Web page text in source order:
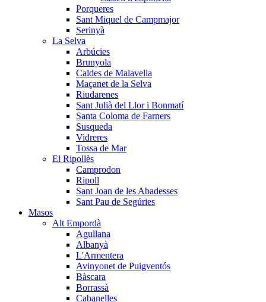
Porqueres
Sant Miquel de Campmajor
Serinyà
La Selva
Arbúcies
Brunyola
Caldes de Malavella
Maçanet de la Selva
Riudarenes
Sant Julià del Llor i Bonmatí
Santa Coloma de Farners
Susqueda
Vidreres
Tossa de Mar
El Ripollès
Camprodon
Ripoll
Sant Joan de les Abadesses
Sant Pau de Segúries
Masos
Alt Empordà
Agullana
Albanyà
L'Armentera
Avinyonet de Puigventós
Bàscara
Borrassà
Cabanelles